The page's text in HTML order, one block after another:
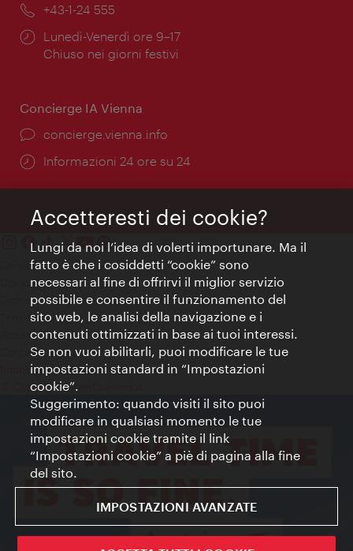
Telefono:
+43-1-24 555
Orari
di
Lunedì-Venerdì ore 9–17
Chiuso nei giorni festivi
Concierge IA Vienna
Ort:
concierge.vienna.info
Öffnungszeiten:
Informazioni 24 ore su 24
Contatti
Colophon
Dichiarazione sulla protezione dei dati
Terms of Use
Accessibilità
Contatto stampa
Impostazioni cookie
© Copyright WienTourismus
Accetteresti dei cookie?
Lungi da noi l’idea di volerti importunare. Ma il
fatto è che i cosiddetti “cookie” sono
necessari al fine di offrirvi il miglior servizio
possibile e consentire il funzionamento del
sito web, le analisi della navigazione e i
contenuti ottimizzati in base ai tuoi interessi.
Se non vuoi abilitarli, puoi modificare le tue
impostazioni standard in “Impostazioni
cookie”.
Suggerimento: quando visiti il sito puoi
modificare in qualsiasi momento le tue
impostazioni cookie tramite il link
“Impostazioni cookie” a piè di pagina alla fine
del sito.
IMPOSTAZIONI AVANZATE